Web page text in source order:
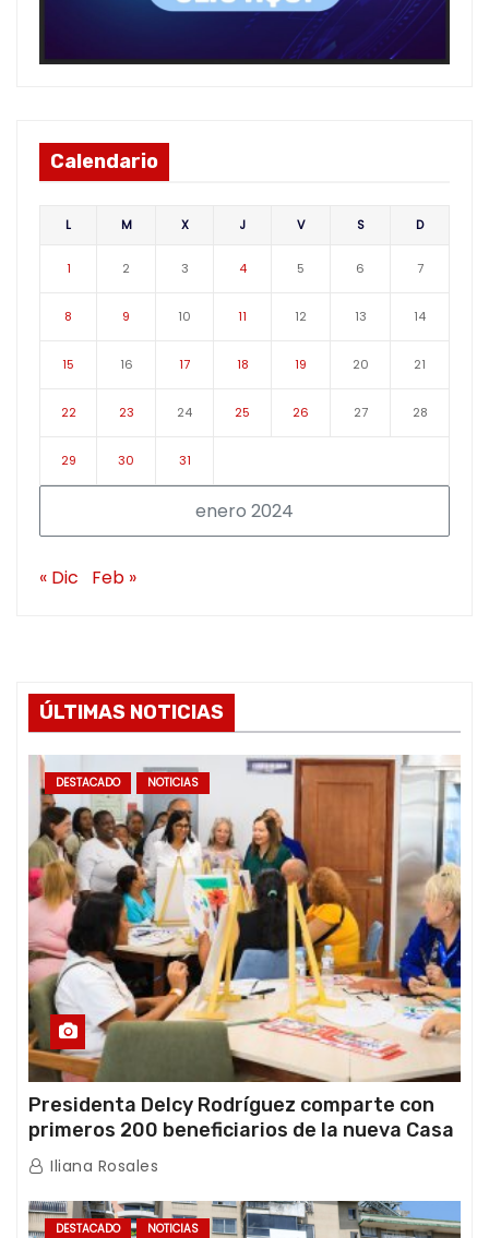
Calendario
enero 2024
L M X J V S D
1 2 3 4 5 6 7
8 9 10 11 12 13 14
15 16 17 18 19 20 21
22 23 24 25 26 27 28
29 30 31
« Dic Feb »
ÚLTIMAS NOTICIAS
DESTACADO NOTICIAS
Presidenta Delcy Rodríguez comparte con
primeros 200 beneficiarios de la nueva Casa
de los Abuelos “La Primavera” en Caracas
Iliana Rosales
DESTACADO NOTICIAS